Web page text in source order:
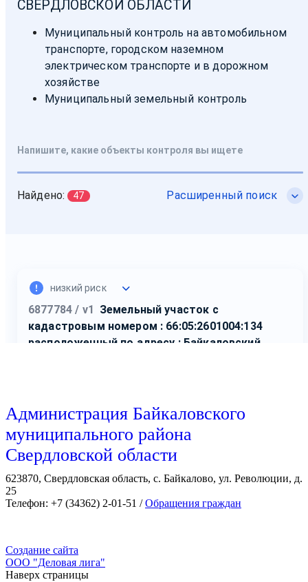
Администрация Байкаловского
муниципального района
Свердловской области
623870, Свердловская область, с. Байкалово, ул. Революции, д.
25
Телефон: +7 (34362) 2-01-51 /Обращения граждан
Создание сайта
ООО "Деловая лига"
Наверх страницы